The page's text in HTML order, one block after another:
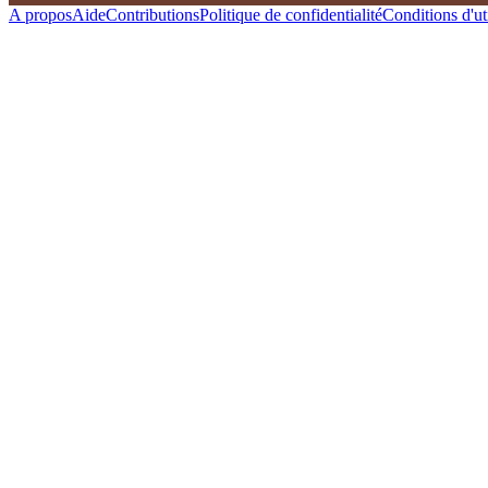
A proposAideContributionsPolitique de confidentialitéConditions